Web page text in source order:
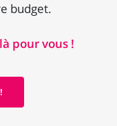
budget.
pour vous !